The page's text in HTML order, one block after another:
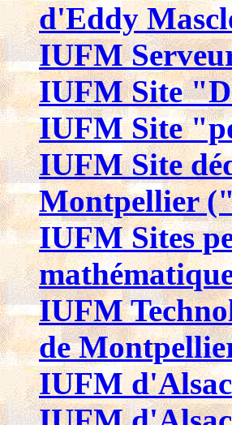
d'Eddy
IUFM
IUFM Site
IUFM Site
IUFM Site
Montpellier
IUFM Sites
IUFM
de
IUFM